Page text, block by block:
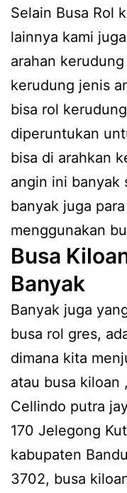
Selain Busa Rol
lainnya kami
arahan
kerudung jenis
bisa rol
diperuntukan
bisa di arahkan
angin ini banyak
banyak juga
menggunakan
Busa
Banyak
Banyak juga
busa rol gres,
dimana kita
atau busa kiloan
Cellindo putra
170 Jelegong
kabupaten
3702, busa